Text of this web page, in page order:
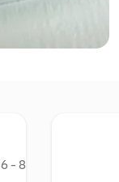
6 - 8